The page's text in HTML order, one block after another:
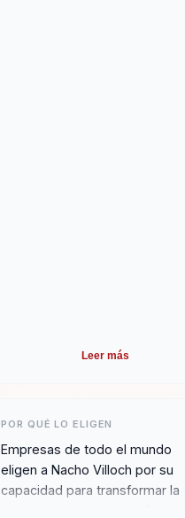
Leer más
POR QUÉ LO ELIGEN
Empresas de todo el mundo
eligen a Nacho Villoch por su
capacidad para transformar la